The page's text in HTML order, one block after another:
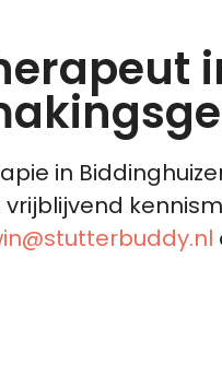
in
vrijblijvend